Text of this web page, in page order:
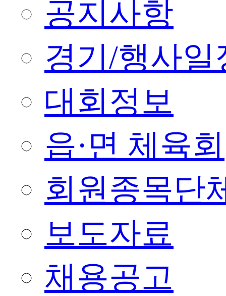
공지사항
경기/행사일
대회정보
읍·면 체육회
회원종목단
보도자료
채용공고